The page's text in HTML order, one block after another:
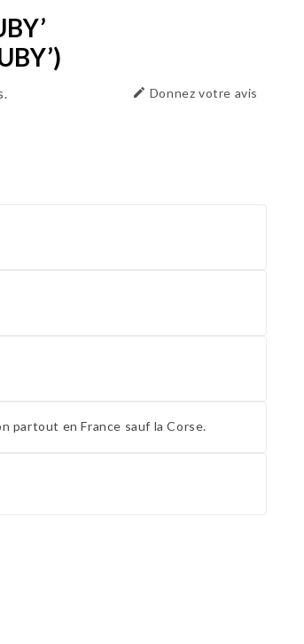
 Donnez votre avis
partout en France sauf la Corse.